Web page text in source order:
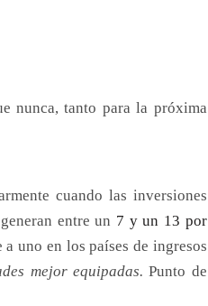
nunca, tanto para la próxima
cuando las inversiones
entre un 7 y un 13 por
uno en los países de ingresos
mejor equipadas.Punto de